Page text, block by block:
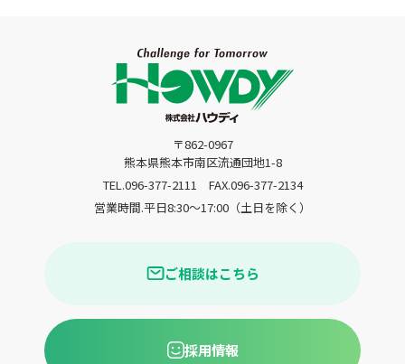
〒862-0967
熊本県熊本市南区流通団地1-8
TEL.096-377-2111
FAX.096-377-2134
営業時間.平日8:30〜17:00（土日を除く）
ご相談はこちら
採用情報